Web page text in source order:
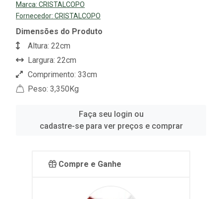
Marca: CRISTALCOPO
Fornecedor: CRISTALCOPO
Dimensões do Produto
Altura: 22cm
Largura: 22cm
Comprimento: 33cm
Peso: 3,350Kg
Faça seu login ou
cadastre-se para ver preços e comprar
Compre e Ganhe